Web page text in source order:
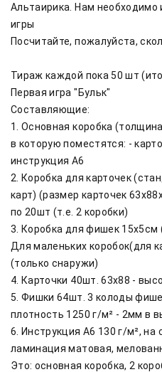
Альтаирика. Нам необходимо
игры
Посчитайте, пожалуйста,
Тираж каждой пока 50 шт
Первая игра "Бульк"
Составляющие:
1. Основная коробка
в которую поместятся: -
инструкция А6
2. Коробка для карточек
карт) (размер карточек
по 20шт (т.е. 2 коробки)
3. Коробка для фишек
Для маленьких коробок(для
(только снаружи)
4. Карточки 40шт. 63х88 -
5. Фишки 64шт. 3 колоды
плотность 1250 г/м² - 2мм в
6. Инструкция А6 130 г/м², на
ламинация матовая,
Это: основная коробка, 2